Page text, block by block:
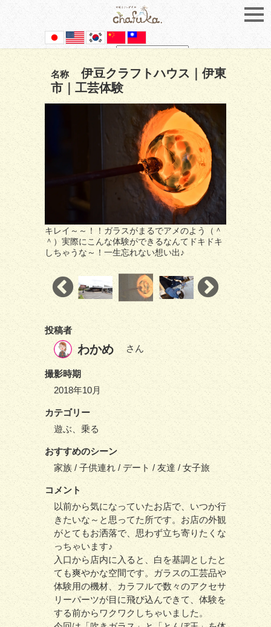
Powered by Translate
名称
伊豆クラフトハウス｜伊東
市｜工芸体験
キレイ～～！！ガラスがまるでアメのよう（＾
＾）実際にこんな体験ができるなんてドキドキ
しちゃうな～！一生忘れない想い出♪
投稿者
わかめ さん
撮影時期
2018年10月
カテゴリー
遊ぶ、乗る
おすすめのシーン
家族 / 子供連れ / デート / 友達 / 女子旅
コメント
以前から気になっていたお店で、いつか行
きたいな～と思ってた所です。お店の外観
がとてもお洒落で、思わず立ち寄りたくな
っちゃいます♪
入口から店内に入ると、白を基調としたと
ても爽やかな空間です。ガラスの工芸品や
体験用の機材、カラフルで数々のアクセサ
リーパーツが目に飛び込んできて、体験を
する前からワクワクしちゃいました。